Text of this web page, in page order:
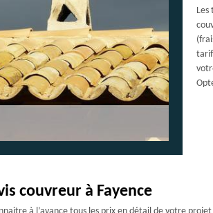
Les
couvreur à Fayence